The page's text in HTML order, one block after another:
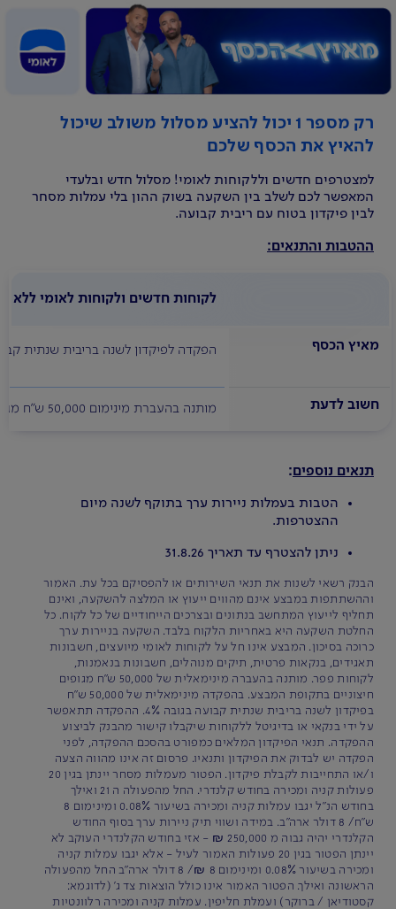
רק מספר 1 יכול להציע מסלול משולב שיכול
להאיץ את הכסף שלכם
למצטרפים חדשים וללקוחות לאומי! מסלול חדש ובלעדי
המאפשר לכם לשלב בין השקעה בשוק ההון בלי עמלות מסחר
לבין פיקדון בטוח עם ריבית קבועה.
ההטבות והתנאים:
לקוחות חדשים ולקוחות לאומי ללא
מאיץ הכסף הפקדה לפיקדון לשנה בריבית שנתית קבועה בגובה 4% החל מ - 50,000 ש"ח תאפשר מסחר בניירות ערך ללא
חשוב לדעת מותנה בהעברת מינימום 50,000 ש"ח מגופים חיצוניים בתקופת המבצע. הפטור מעמלות מסחר יינתן עד 20 פעולות בחודש ללקוחות עם תיק ניירות ערך עד 250 אלף ש"ח.
תנאים נוספים:
הטבות בעמלות ניירות ערך בתוקף לשנה מיום
ההצטרפות.
ניתן להצטרף עד תאריך 31.8.26
הבנק רשאי לשנות את תנאי השירותים או להפסיקם בכל עת. האמור
וההשתתפות במבצע אינם מהווים ייעוץ או המלצה להשקעה, ואינם
תחליף לייעוץ המתחשב בנתונים ובצרכים הייחודיים של כל לקוח. כל
החלטת השקעה היא באחריות הלקוח בלבד. השקעה בניירות ערך
כרוכה בסיכון. המבצע אינו חל על לקוחות לאומי מיועצים, חשבונות
תאגידים, בנקאות פרטית, תיקים מנוהלים, חשבונות בנאמנות,
לקוחות פפר. מותנה בהעברה מינימאלית של 50,000 ש"ח מגופים
חיצוניים בתקופת המבצע. בהפקדה מינימאלית של 50,000 ש"ח
בפיקדון לשנה בריבית שנתית קבועה בגובה 4%. ההפקדה תתאפשר
על ידי בנקאי או בדיגיטל ללקוחות שיקבלו קישור מהבנק לביצוע
ההפקדה. תנאי הפיקדון המלאים כמפורט בהסכם ההפקדה, לפני
הפקדה יש לבדוק את הפיקדון ותנאיו. פרסום זה אינו מהווה הצעה
ו/או התחייבות לקבלת פיקדון. הפטור מעמלות מסחר יינתן בגין 20
פעולות קניה ומכירה בחודש קלנדרי. החל מהפעולה ה 21 ואילך
בחודש הנ"ל יגבו עמלות קניה ומכירה בשיעור 0.08% ומינימום 8
ש"ח/ 8 דולר ארה"ב. במידה ושווי תיק ניירות ערך בסוף החודש
הקלנדרי יהיה גבוה מ 250,000 ₪ - אזי בחודש הקלנדרי העוקב לא
יינתן הפטור בגין 20 פעולות האמור לעיל - אלא יגבו עמלות קניה
ומכירה בשיעור 0.08% ומינימום 8 ₪/ 8 דולר ארה"ב החל מהפעולה
הראשונה ואילך. הפטור האמור אינו כולל הוצאות צד ג' (לדוגמא:
קסטודיאן / ברוקר) ועמלת חליפין. עמלות קניה ומכירה רלוונטיות